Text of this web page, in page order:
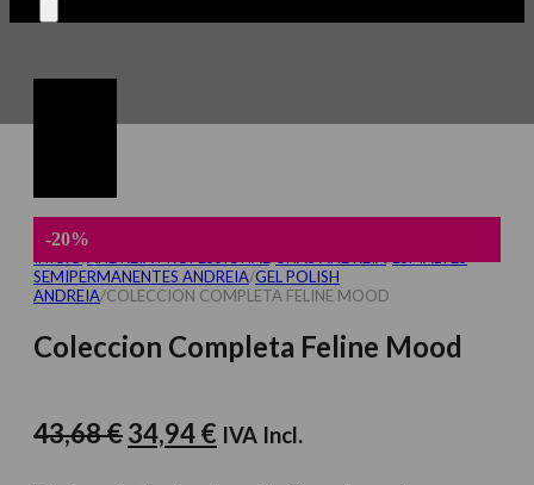
-20%
SEMIPERMANENTES ANDREIA/GEL POLISH
ANDREIA/COLECCION COMPLETA FELINE MOOD
Coleccion Completa Feline Mood
43,68€El
34,94€ El
IVA Incl.